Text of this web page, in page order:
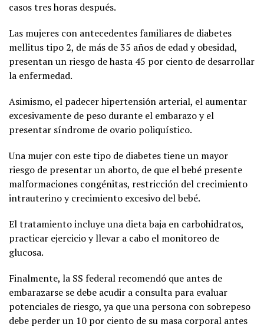
casos tres horas después.
Las mujeres con antecedentes familiares de diabetes
mellitus tipo 2, de más de 35 años de edad y obesidad,
presentan un riesgo de hasta 45 por ciento de desarrollar
la enfermedad.
Asimismo, el padecer hipertensión arterial, el aumentar
excesivamente de peso durante el embarazo y el
presentar síndrome de ovario poliquístico.
Una mujer con este tipo de diabetes tiene un mayor
riesgo de presentar un aborto, de que el bebé presente
malformaciones congénitas, restricción del crecimiento
intrauterino y crecimiento excesivo del bebé.
El tratamiento incluye una dieta baja en carbohidratos,
practicar ejercicio y llevar a cabo el monitoreo de
glucosa.
Finalmente, la SS federal recomendó que antes de
embarazarse se debe acudir a consulta para evaluar
potenciales de riesgo, ya que una persona con sobrepeso
debe perder un 10 por ciento de su masa corporal antes